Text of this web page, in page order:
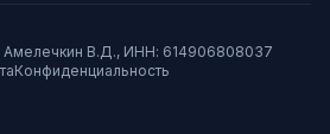
В.Д., ИНН: 614906808037
Конфиденциальность